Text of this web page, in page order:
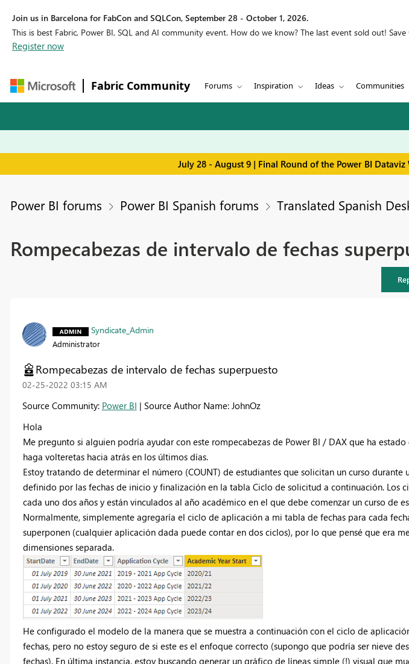
Join us in Barcelona for FabCon and SQLCon, September 28 - October 1, 2026.
This is best Fabric, Power BI, SQL and AI community event. How do we know? The last event sold out!
Register now
Fabric Community Forums Inspiration Ideas Communities
July 28 - August 9 | Final Round of the Power BI
Power BI forums Power BI Spanish forums Translated Spanish
Rompecabezas de intervalo de fechas
Syndicate_Admin
Administrator
Rompecabezas de intervalo de fechas superpuesto
‎02-25-2022 03:15 AM
Source Community: Power BI | Source Author Name: JohnOz
Hola
Me pregunto si alguien podría ayudar con este rompecabezas de Power BI / DAX que ha
haga volteretas hacia atrás en los últimos días.
Estoy tratando de determinar el número (COUNT) de estudiantes que solicitan un curso durante
definido por las fechas de inicio y finalización en la tabla Ciclo de solicitud a continuación. Los
cada uno dos años y están vinculados al año académico en el que debe comenzar un curso de
Normalmente, simplemente agregaría el ciclo de aplicación a mi tabla de fechas para cada
superponen (cualquier aplicación dada puede contar en dos ciclos), por lo que pensé que era
dimensiones separada.
He configurado el modelo de la manera que se muestra a continuación con el ciclo de
fechas, pero no estoy seguro de si este es el enfoque correcto (supongo que podría ser nieve
fechas). En última instancia, estoy buscando generar un gráfico de líneas simple (!) visual que
FabCon & SQLCon –
Join us in Barcelona for
SQL, and AI community event.
Register now